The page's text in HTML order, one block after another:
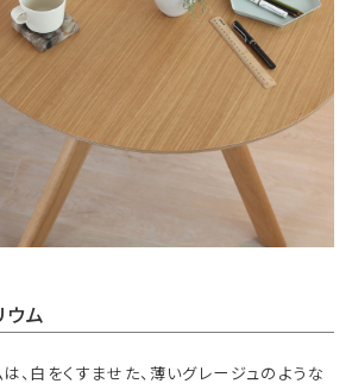
ウム
、白をくすませた、薄いグレージュのような